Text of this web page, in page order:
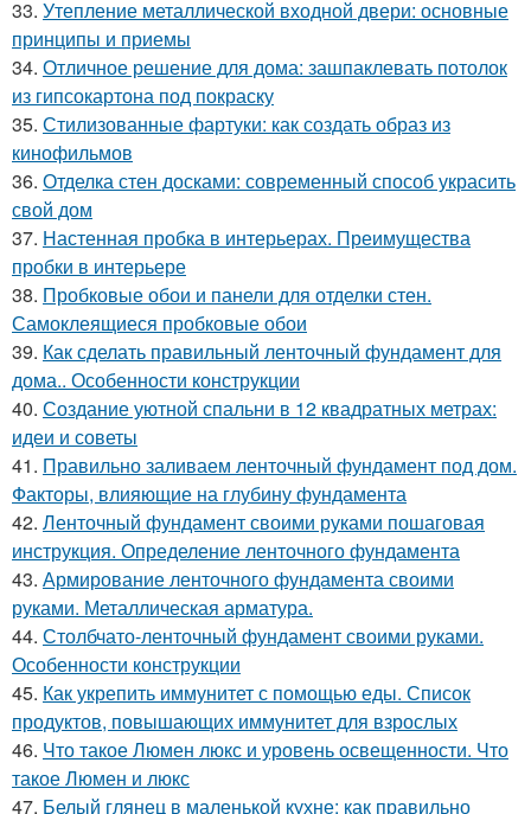
33. Утепление металлической входной двери: основные
принципы и приемы
34. Отличное решение для дома: зашпаклевать потолок
из гипсокартона под покраску
35. Стилизованные фартуки: как создать образ из
кинофильмов
36. Отделка стен досками: современный способ украсить
свой дом
37. Настенная пробка в интерьерах. Преимущества
пробки в интерьере
38. Пробковые обои и панели для отделки стен.
Самоклеящиеся пробковые обои
39. Как сделать правильный ленточный фундамент для
дома.. Особенности конструкции
40. Создание уютной спальни в 12 квадратных метрах:
идеи и советы
41. Правильно заливаем ленточный фундамент под дом.
Факторы, влияющие на глубину фундамента
42. Ленточный фундамент своими руками пошаговая
инструкция. Определение ленточного фундамента
43. Армирование ленточного фундамента своими
руками. Металлическая арматура.
44. Столбчато-ленточный фундамент своими руками.
Особенности конструкции
45. Как укрепить иммунитет с помощью еды. Список
продуктов, повышающих иммунитет для взрослых
46. Что такое Люмен люкс и уровень освещенности. Что
такое Люмен и люкс
47. Белый глянец в маленькой кухне: как правильно